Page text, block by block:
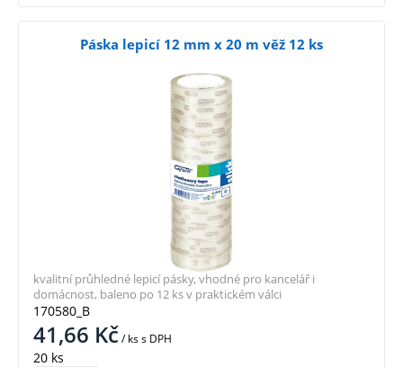
Páska lepicí 12 mm x 20 m věž 12 ks
170580_B
41,66 Kč/ kss DPH
20 ks
kvalitní průhledné lepicí pásky, vhodné pro kancelář i
domácnost, baleno po 12 ks v praktickém válci